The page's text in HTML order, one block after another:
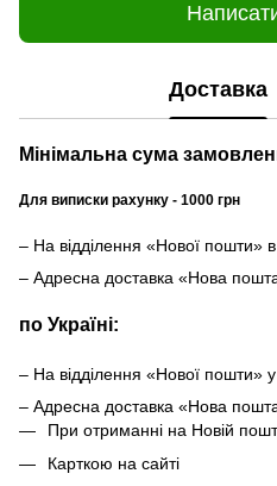
Доставка
Мінімальна сума
Для виписки рахунку - 1000 грн
– На відділення «Нової пошти» в
– Адресна доставка «Нова
по Україні:
– На відділення «Нової пошти»
– Адресна доставка «Нова
При отриманні на Новій
Карткою на сайті